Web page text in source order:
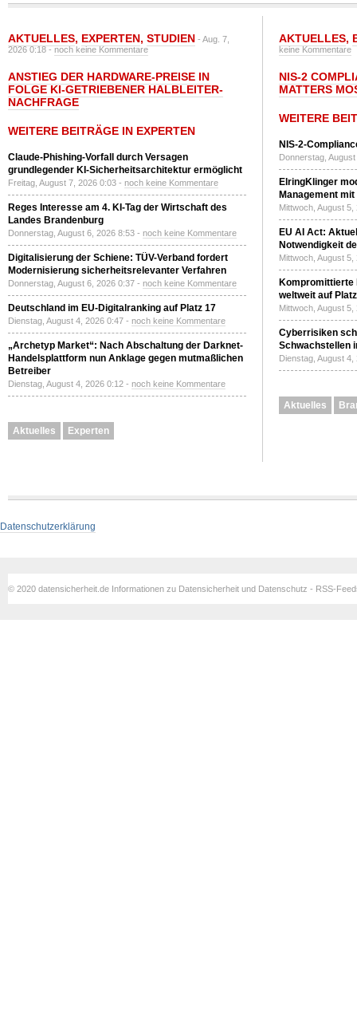
AKTUELLES, EXPERTEN, STUDIEN - Aug. 7,
2026 0:18 -noch keine Kommentare
ANSTIEG DER HARDWARE-PREISE IN
FOLGE KI-GETRIEBENER HALBLEITER-
NACHFRAGE
WEITERE BEITRÄGE IN EXPERTEN
Claude-Phishing-Vorfall durch Versagen
grundlegender KI-Sicherheitsarchitektur ermöglicht
Freitag, August 7, 2026 0:03 - noch keine Kommentare
Reges Interesse am 4. KI-Tag der Wirtschaft des
Landes Brandenburg
Donnerstag, August 6, 2026 8:53 - noch keine Kommentare
Digitalisierung der Schiene: TÜV-Verband fordert
Modernisierung sicherheitsrelevanter Verfahren
Donnerstag, August 6, 2026 0:37 - noch keine Kommentare
Deutschland im EU-Digitalranking auf Platz 17
Dienstag, August 4, 2026 0:47 - noch keine Kommentare
„Archetyp Market“: Nach Abschaltung der Darknet-
Handelsplattform nun Anklage gegen mutmaßlichen
Betreiber
Dienstag, August 4, 2026 0:12 - noch keine Kommentare
Aktuelles Experten
AKTUELLES,
keine Kommentare
NIS-2
MATTERS
WEITERE
NIS-2-
Donnerstag,
ElringKlinger
Management
Mittwoch, August
EU AI Act:
Notwendigkeit
Mittwoch, August
Kompromittierte
weltweit auf
Mittwoch, August
Cyberrisiken
Schwachstellen
Dienstag, August
Aktuelles
Datenschutzerklärung
© 2020 datensicherheit.de Informationen zu Datensicherheit und Datenschutz - RSS-